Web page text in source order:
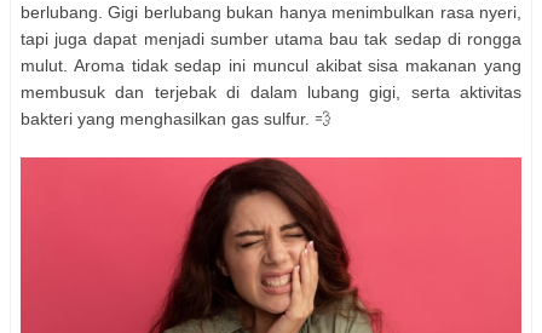
berlubang. Gigi berlubang bukan hanya menimbulkan rasa nyeri,
tapi juga dapat menjadi sumber utama bau tak sedap di rongga
mulut. Aroma tidak sedap ini muncul akibat sisa makanan yang
membusuk dan terjebak di dalam lubang gigi, serta aktivitas
bakteri yang menghasilkan gas sulfur. 💨